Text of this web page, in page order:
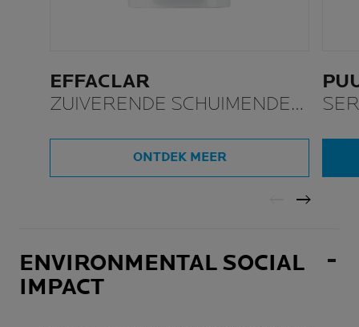
EFFACLAR
ZUIVERENDE SCHUIMENDE
ONTDEK MEER
ENVIRONMENTAL SOCIAL
IMPACT